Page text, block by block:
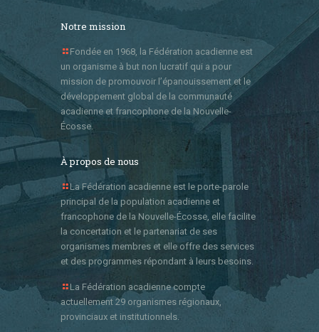
Notre mission
Fondée en 1968, la Fédération acadienne est
un organisme à but non lucratif qui a pour
mission de promouvoir l’épanouissement et le
développement global de la communauté
acadienne et francophone de la Nouvelle-
Écosse.
À propos de nous
La Fédération acadienne est le porte-parole
principal de la population acadienne et
francophone de la Nouvelle-Écosse, elle facilite
la concertation et le partenariat de ses
organismes membres et elle offre des services
et des programmes répondant à leurs besoins.
La Fédération acadienne compte
actuellement 29 organismes régionaux,
provinciaux et institutionnels.